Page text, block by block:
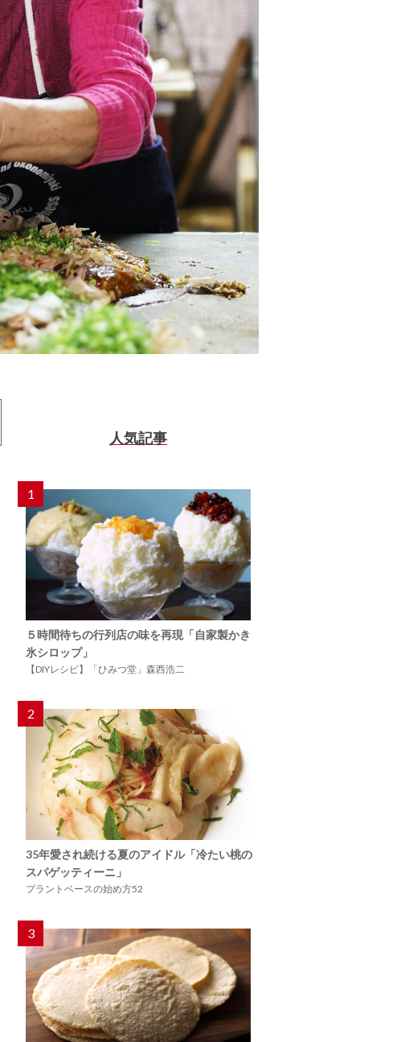
人気記事
1
５時間待ちの行列店の味を再現「自家製かき
氷シロップ」
【DIYレシピ】「ひみつ堂」森西浩二
2
35年愛され続ける夏のアイドル「冷たい桃の
スパゲッティーニ」
プラントベースの始め方52
3